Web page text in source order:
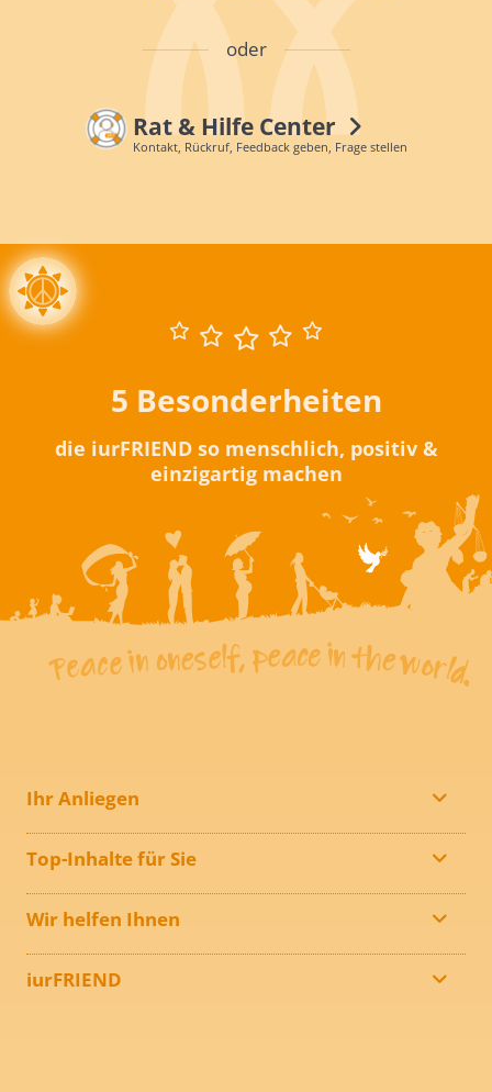
oder
Rat & Hilfe Center
Kontakt, Rückruf, Feedback geben, Frage stellen
5 Besonderheiten
die iurFRIEND so menschlich, positiv &
einzigartig machen
Ihr Anliegen
Top-Inhalte für Sie
Wir helfen Ihnen
iurFRIEND